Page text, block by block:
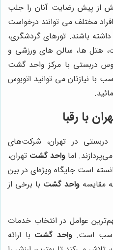
از پیش رضایت آنان را جلب
افراد مختلف می توانند درخواست
باشند. تورهای گردشگری،
هتل ها، سالن های ورزشی و
دربستی با مرکز واحد گشت
با نیازتان می توانید اتوبوس
با رقبا
دربستی در تهران، شرکت‌های
اما واحد گشت تهران،
است جایگاه ویژه‌ای در بین
مقایسه واحد گشت با برخی از
عوامل در انتخاب خدمات
است.واحد گشت با ارائه